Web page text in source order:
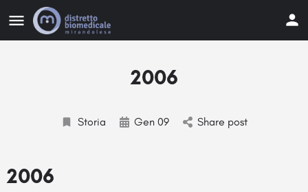
2006
Storia Gen 09 Share post
2006